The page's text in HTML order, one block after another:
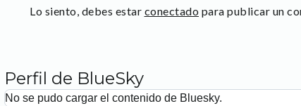
Lo siento, debes estar conectado para publicar un
Perfil de BlueSky
No se pudo cargar el contenido de Bluesky.